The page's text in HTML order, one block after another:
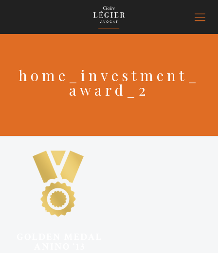
home_investment_
award_2